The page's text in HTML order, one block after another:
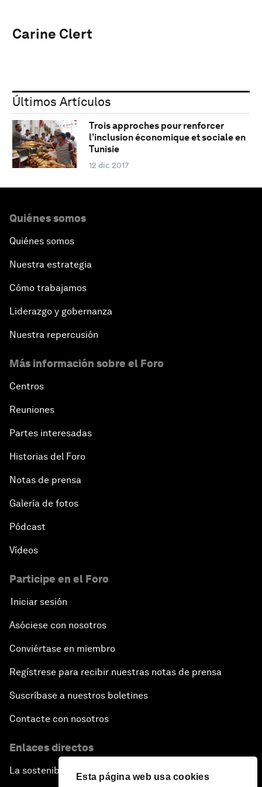
Esta página web usa cookies
Carine Clert
Últimos Artículos
Trois approches pour renforcer
l’inclusion économique et sociale en
Tunisie
12 dic 2017
Quiénes somos
Quiénes somos
Nuestra estrategia
Cómo trabajamos
Liderazgo y gobernanza
Nuestra repercusión
Más información sobre el Foro
Centros
Reuniones
Partes interesadas
Historias del Foro
Notas de prensa
Galería de fotos
Pódcast
Vídeos
Participe en el Foro
Iniciar sesión
Asóciese con nosotros
Conviértase en miembro
Regístrese para recibir nuestras notas de prensa
Suscríbase a nuestros boletines
Contacte con nosotros
Enlaces directos
La sostenibilidad en el Foro